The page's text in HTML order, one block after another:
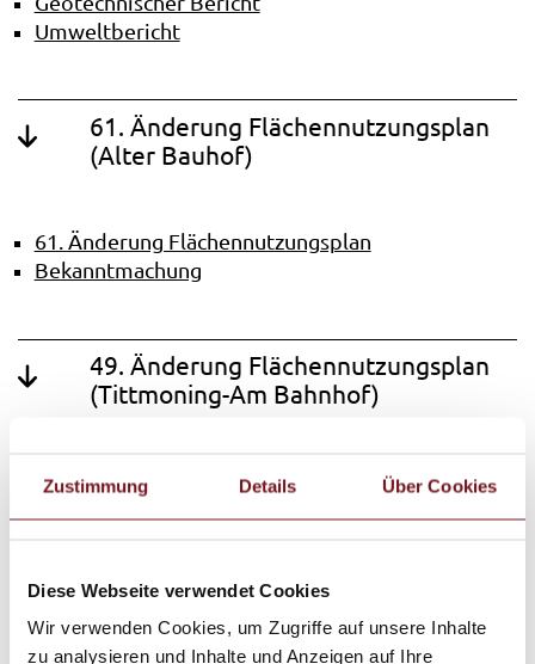
Zustimmung Details Über Cookies
Diese Webseite verwendet Cookies
Wir verwenden Cookies, um Zugriffe auf unsere Inhalte
zu analysieren und Inhalte und Anzeigen auf Ihre
Umweltbericht
61. Änderung Flächennutzungsplan
(Alter Bauhof)
61. Änderung Flächennutzungsplan
Bekanntmachung
49. Änderung Flächennutzungsplan
(Tittmoning-Am Bahnhof)
49. Änderung Flächennutzungsplan
60. Änderung Flächennutzungsplan
(Törring-Bergfeld II)